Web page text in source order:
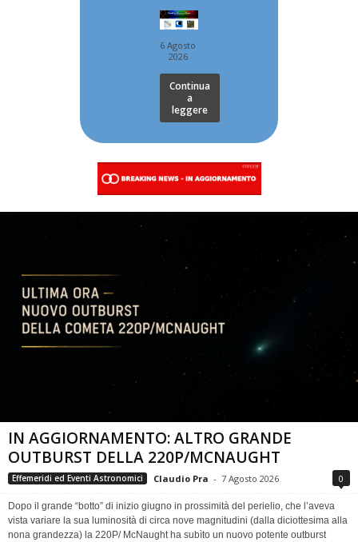
6 Agosto
2026
Continua
a
leggere
IN AGGIORNAMENTO: ALTRO GRANDE
OUTBURST DELLA 220P/MCNAUGHT
Effemeridi ed Eventi Astronomici Claudio Pra - 7 Agosto 2026 0
Dopo il grande “botto” di inizio giugno in prossimità del perielio, che l’aveva
vista variare la sua luminosità di circa nove magnitudini (dalla diciottesima alla
nona grandezza) la 220P/ McNaught ha subìto un nuovo potente outburst